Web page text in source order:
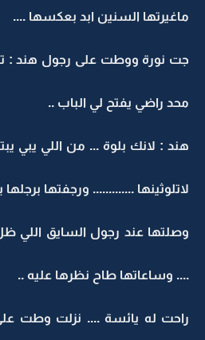
ماغيرتها السنين ابد بعكسها ....
جت نورة ووطت على رجول هند :
محد راضي يفتح لي الباب ..
هند : لانك بلوة ... من اللي يبي
لاتلوثينها ............. ورجفتها برجلها
وصلتها عند رجول السايق اللي
.... وساعاتها طاح نظرها عليه ..
راحت له يائسة .... نزلت وطت